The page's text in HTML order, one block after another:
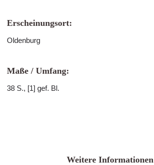
Erscheinungsort:
Oldenburg
Maße / Umfang:
38 S., [1] gef. Bl.
Weitere Informationen